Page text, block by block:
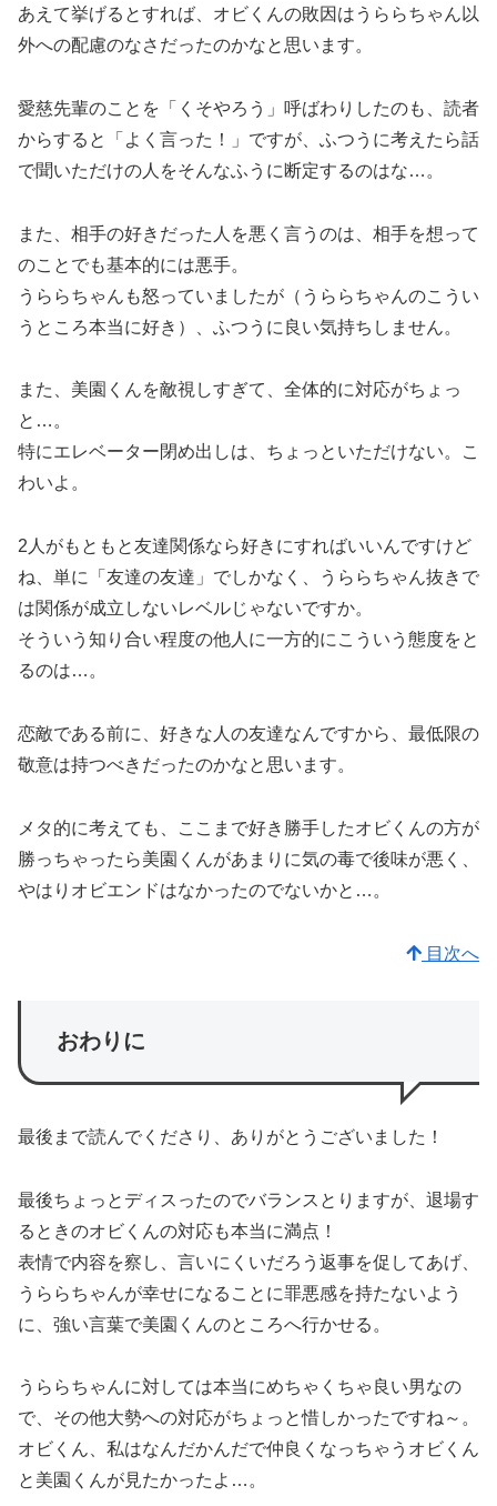
あえて挙げるとすれば、オビくんの敗因はうららちゃん以
外への配慮のなさだったのかなと思います。
愛慈先輩のことを「くそやろう」呼ばわりしたのも、読者
からすると「よく言った！」ですが、ふつうに考えたら話
で聞いただけの人をそんなふうに断定するのはな…。
また、相手の好きだった人を悪く言うのは、相手を想って
のことでも基本的には悪手。
うららちゃんも怒っていましたが（うららちゃんのこうい
うところ本当に好き）、ふつうに良い気持ちしません。
また、美園くんを敵視しすぎて、全体的に対応がちょっ
と…。
特にエレベーター閉め出しは、ちょっといただけない。こ
わいよ。
2人がもともと友達関係なら好きにすればいいんですけど
ね、単に「友達の友達」でしかなく、うららちゃん抜きで
は関係が成立しないレベルじゃないですか。
そういう知り合い程度の他人に一方的にこういう態度をと
るのは…。
恋敵である前に、好きな人の友達なんですから、最低限の
敬意は持つべきだったのかなと思います。
メタ的に考えても、ここまで好き勝手したオビくんの方が
勝っちゃったら美園くんがあまりに気の毒で後味が悪く、
やはりオビエンドはなかったのでないかと…。
目次へ
おわりに
最後まで読んでくださり、ありがとうございました！
最後ちょっとディスったのでバランスとりますが、退場す
るときのオビくんの対応も本当に満点！
表情で内容を察し、言いにくいだろう返事を促してあげ、
うららちゃんが幸せになることに罪悪感を持たないよう
に、強い言葉で美園くんのところへ行かせる。
うららちゃんに対しては本当にめちゃくちゃ良い男なの
で、その他大勢への対応がちょっと惜しかったですね～。
オビくん、私はなんだかんだで仲良くなっちゃうオビくん
と美園くんが見たかったよ…。